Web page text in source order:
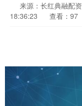
来源：长红典融配资
18:36:23
查看：97